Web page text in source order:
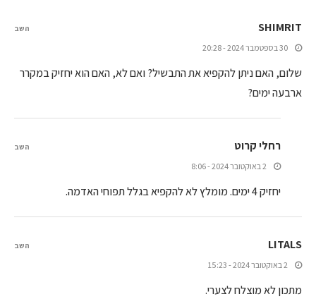
SHIMRIT
30 בספטמבר 2024 - 20:28
שלום, האם ניתן להקפיא את התבשיל? ואם לא, האם הוא יחזיק במקרר
ארבעה ימים?
השב
רחלי קרוט
2 באוקטובר 2024 - 8:06
יחזיק 4 ימים. מומלץ לא להקפיא בגלל תפוחי האדמה.
השב
LITALS
2 באוקטובר 2024 - 15:23
מתכון לא מוצלח לצערי.
השב